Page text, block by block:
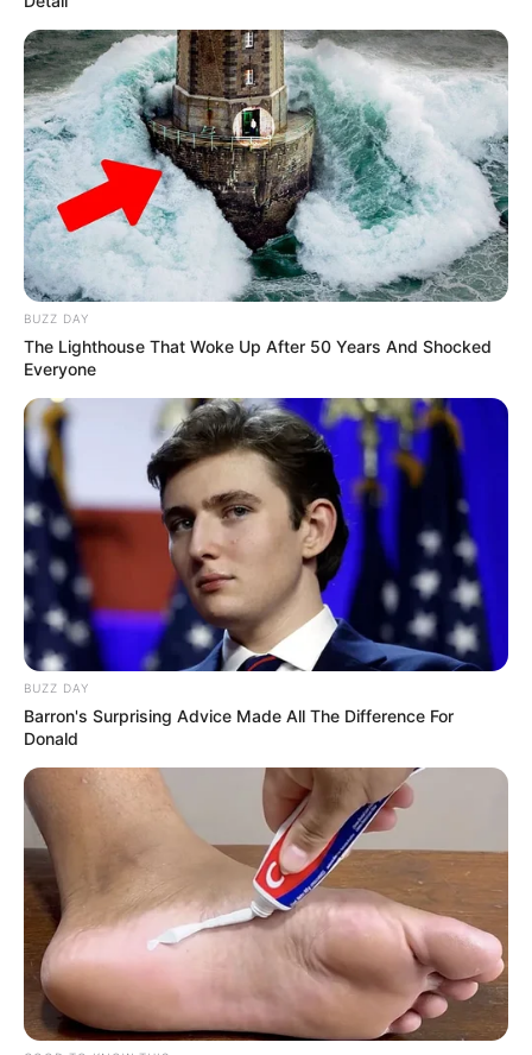
pandemia de Covid-19, a guerra na Ucrânia e os
desastres naturais no Brasil. Ele destacou que,
apesar dos obstáculos, sua administração
conseguiu resultados significativos, como a
criação do sistema de pagamento instantâneo, o
Pix, e uma considerável redução da dívida
pública brasileira, algo que considera um grande
feito de sua equipe econômica.
Bolsonaro também se referiu a questões judiciais
pendentes, incluindo um inquérito que apura
fraudes em sua eleição de 2018, e as ameaças que
enfrentou por parte do Supremo Tribunal
Federal. Ele criticou o que chamou de "ativismo
judicial" e mencionou o aumento do poder do
Judiciário no Brasil, defendendo a necessidade de
um equilíbrio entre os poderes.
Em relação ao seu legado, o ex-presidente
afirmou que, durante seu tempo no cargo,
procurou sempre escolher bons ministros, com
destaque para aqueles que, segundo ele, foram
responsáveis por implementações eficazes de
políticas públicas e iniciativas governamentais.
Bolsonaro reconheceu que cometeu erros, mas
considerou que a sua gestão teve êxito em vários
aspectos importantes, como a desburocratização
do governo e a aceleração da digitalização do
Brasil.
Why everything you thought you knew about
water might be wrong
CTA love
See The Incredible Physical Transformations Of
These Stars
Brainberries